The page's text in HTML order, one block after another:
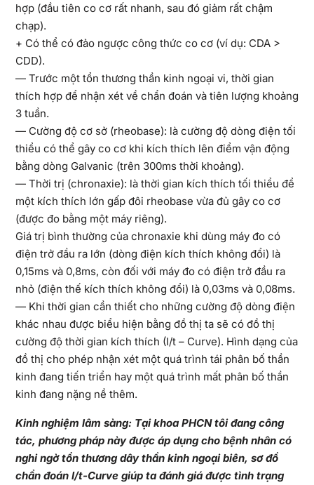
hợp (đầu tiên co cơ rất nhanh, sau đó giảm rất chậm
chạp).
+ Có thể có đảo ngược công thức co cơ (ví dụ: CDA >
CDD).
— Trước một tổn thương thần kinh ngoại vi, thời gian
thích hợp để nhận xét về chẩn đoán và tiên lượng khoảng
3 tuần.
— Cường độ cơ sở (rheobase): là cường độ dòng điện tối
thiểu có thể gây co cơ khi kích thích lên điểm vận động
bằng dòng Galvanic (trên 300ms thời khoảng).
— Thời trị (chronaxie): là thời gian kích thích tối thiểu để
một kích thích lớn gấp đôi rheobase vừa đủ gây co cơ
(được đo bằng một máy riêng).
Giá trị bình thường của chronaxie khi dùng máy đo có
điện trở đầu ra lớn (dòng điện kích thích không đổi) là
0,15ms và 0,8ms, còn đối với máy đo có điện trở đầu ra
nhỏ (điện thế kích thích không đổi) là 0,03ms và 0,08ms.
— Khi thời gian cần thiết cho những cường độ dòng điện
khác nhau được biểu hiện bằng đồ thị ta sẽ có đồ thị
cường độ thời gian kích thích (I/t – Curve). Hình dạng của
đồ thị cho phép nhận xét một quá trình tái phân bố thần
kinh đang tiến triển hay một quá trình mất phân bố thần
kinh đang nặng nề thêm.
Kinh nghiệm lâm sàng: Tại khoa PHCN tôi đang công
tác, phương pháp này được áp dụng cho bệnh nhân có
nghi ngờ tổn thương dây thần kinh ngoại biên, sơ đồ
chẩn đoán I/t-Curve giúp ta đánh giá được tình trạng